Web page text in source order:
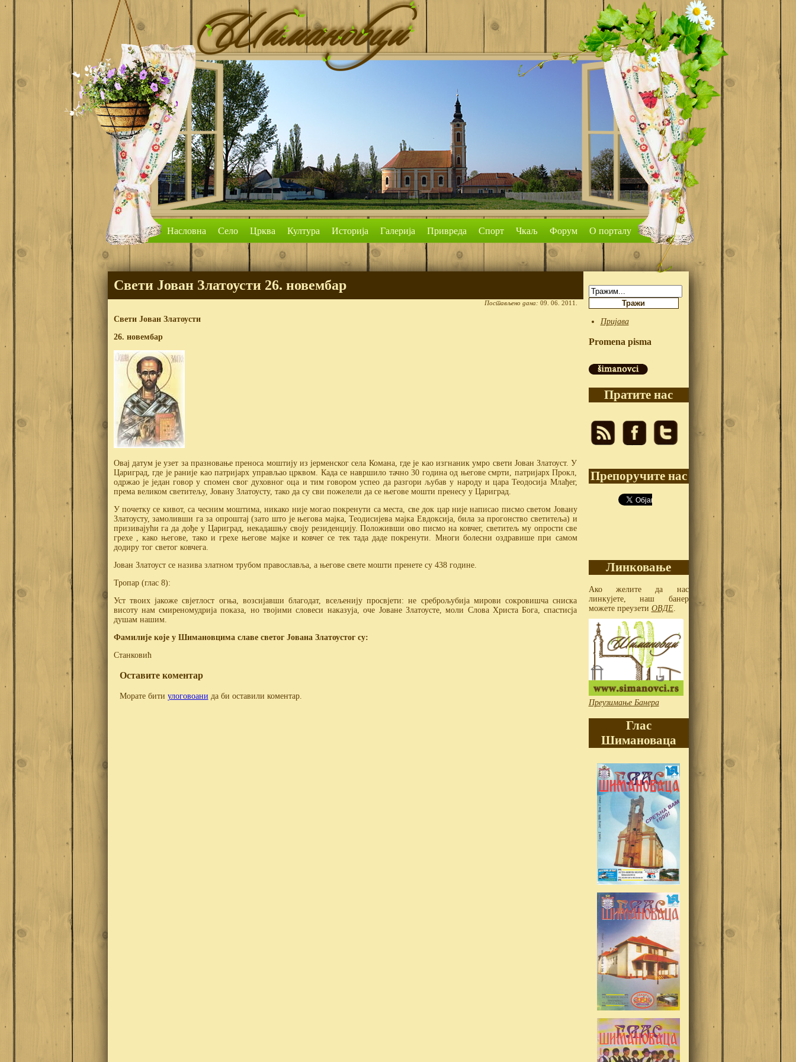
Насловна Село Црква Култура Историја Галерија Привреда Спорт Чкаљ Форум О порталу
Свети Јован Златоусти 26. новембар
Постављено дана: 09. 06. 2011.
Свети Јован Златоусти
26. новембар
Овај датум је узет за празновање преноса моштију из јерменског села Комана, где је као изгнаник умро свети Јован Златоуст. У
Цариград, где је раније као патријарх управљао црквом. Када се навршило тачно 30 година од његове смрти, патријарх Прокл,
одржао је један говор у спомен свог духовног оца и тим говором успео да разгори љубав у народу и цара Теодосија Млађег,
према великом светитељу, Јовану Златоусту, тако да су сви пожелели да се његове мошти пренесу у Цариград.
У почетку се кивот, са чесним моштима, никако није могао покренути са места, све док цар није написао писмо светом Јовану
Златоусту, замоливши га за опроштај (зато што је његова мајка, Теодисијева мајка Евдоксија, била за прогонство светитеља) и
призивајући га да дође у Цариград, некадашњу своју резиденцију. Положивши ово писмо на ковчег, светитељ му опрости све
грехе , како његове, тако и грехе његове мајке и ковчег се тек тада даде покренути. Многи болесни оздравише при самом
додиру тог светог ковчега.
Јован Златоуст се назива златном трубом православља, а његове свете мошти пренете су 438 године.
Тропар (глас 8):
Уст твоих јакоже свјетлост огња, возсијавши благодат, всељенију просвјети: не среброљубија мирови сокровишча сниска
висоту нам смиреномудрија показа, но твојими словеси наказуја, оче Јоване Златоусте, моли Слова Христа Бога, спастисја
душам нашим.
Фамилије које у Шимановцима славе светог Јована Златоустог су:
Станковић
Оставите коментар
Морате бити улоговоани да би оставили коментар.
Пријава
Promena pisma
Пратите нас
Препоручите нас
Линковање
Ако желите да нас
линкујете, наш банер
можете преузети ОВДЕ.
Преузимање Банера
Глас
Шимановаца